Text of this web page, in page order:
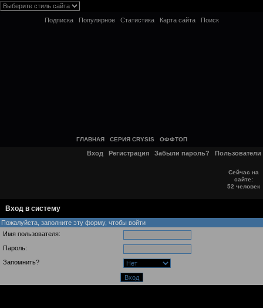
Подписка Популярное Статистика Карта сайта Поиск
ГЛАВНАЯ СЕРИЯ CRYSIS ОФФТОП
Вход Регистрация Забыли пароль? Пользователи
Сейчас на
сайте:
52 человек
Вход в систему
Пожалуйста, заполните эту форму, чтобы войти
Имя пользователя:
Пароль:
Запомнить?